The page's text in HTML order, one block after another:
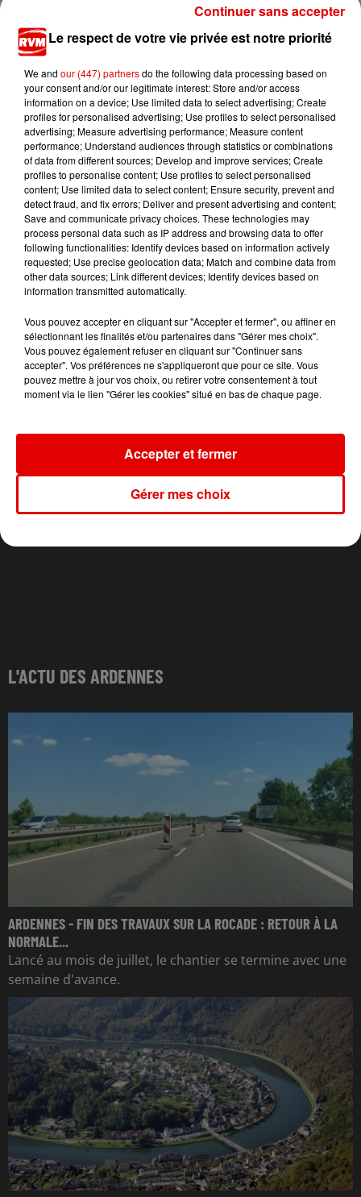
Ardennes - Woinic, le plus grand sanglier du
monde, fête ses 18 ans
TITRES DIFFUSÉS
7h14
7h14
TEDDY SWIMS
Mr Know It All
7h10
7h10
LAAM
Chanter Pour Ceux
7h07
7h07
SOUND OF LEGEND
San Francisco
L'ACTU DES ARDENNES
ARDENNES - FIN DES TRAVAUX SUR LA ROCADE : RETOUR À LA
NORMALE...
Lancé au mois de juillet, le chantier se termine avec une
semaine d'avance.
Le respect de votre vie privée est notre priorité
We and our (447) partnersdo the following data processing based on
your consent and/or our legitimate interest: Store and/or access
information on a device; Use limited data to select advertising; Create
profiles for personalised advertising; Use profiles to select personalised
advertising; Measure advertising performance; Measure content
performance; Understand audiences through statistics or combinations
of data from different sources; Develop and improve services; Create
profiles to personalise content; Use profiles to select personalised
content; Use limited data to select content; Ensure security, prevent and
detect fraud, and fix errors; Deliver and present advertising and content;
Save and communicate privacy choices. These technologies may
process personal data such as IP address and browsing data to offer
following functionalities: Identify devices based on information actively
requested; Use precise geolocation data; Match and combine data from
other data sources; Link different devices; Identify devices based on
information transmitted automatically.
Vous pouvez accepter en cliquant sur "Accepter et fermer", ou affiner en
sélectionnant les finalités et/ou partenaires dans "Gérer mes choix".
Vous pouvez également refuser en cliquant sur "Continuer sans
accepter". Vos préférences ne s'appliqueront que pour ce site. Vous
pouvez mettre à jour vos choix, ou retirer votre consentement à tout
moment via le lien "Gérer les cookies" situé en bas de chaque page.
Gérer mes choix
Accepter et fermer
Continuer sans accepter